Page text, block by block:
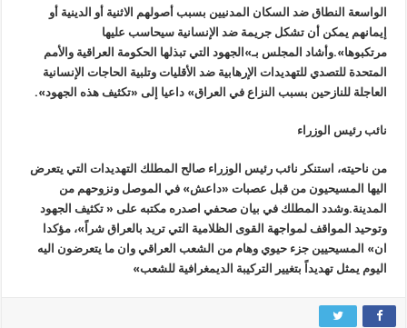
الواسعة النطاق ضد السكان المدنيين بسبب أصولهم الاثنية أو الدينية أو
إيمانهم يمكن أن تشكل جريمة ضد الإنسانية سيحاسب عليها
مرتكبوها».وأشاد المجلس بـ»الجهود التي تبذلها الحكومة العراقية والأمم
المتحدة للتصدي للتهديدات الإرهابية ضد الأقليات وتلبية الحاجات الإنسانية
العاجلة للنازحين بسبب النزاع في العراق» داعيا إلى «تكثيف هذه الجهود».
نائب رئيس الوزراء
من ناحيته، استنكر نائب رئيس الوزراء صالح المطلك التهديدات التي يتعرض
اليها المسيحيون من قبل عصبات «داعش» في الموصل ونزوحهم من
المدينة.وشدد المطلك في بيان صحفي اصدره مكتبه على « تكثيف الجهود
وتوحيد المواقف لمواجهة القوى الظلامية التي تريد بالعراق شراً»، مؤكدا
ان» المسيحيين جزء حيوي وهام من الشعب العراقي وان ما يتعرضون اليه
اليوم يمثل تهديداً بتغيير التركيبة الديمغرافية للشعب»